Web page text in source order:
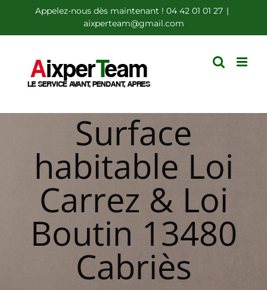
au
contenu
Appelez-nous dès maintenant ! 04 42 01 01 27 |
aixperteam@gmail.com
Surface
habitable Loi
Carrez & Loi
Boutin 13480
Cabriès